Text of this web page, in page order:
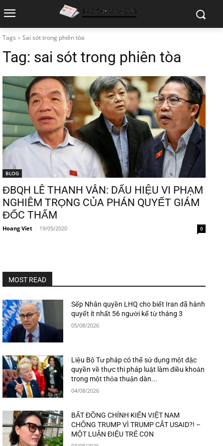
Tags Sai sót trong phiên tòa
Tag: sai sót trong phiên tòa
BLOG
ĐBQH LÊ THANH VÂN: DẤU HIỆU VI PHẠM
NGHIÊM TRỌNG CỦA PHÁN QUYẾT GIÁM
ĐỐC THẨM
Hoang Viet - 19/05/2020 0
MOST READ
Sếp Nhân quyền LHQ cho biết Iran đã hành
quyết ít nhất 56 người kể từ tháng 3
05/08/2026
Liệu Bộ Tư pháp có thể sử dụng một đặc
quyền về thực thi pháp luật làm điều khoản
trong một thỏa thuận dàn...
04/08/2026
BẤT ĐỒNG CHÍNH KIẾN VIỆT NAM
CHỐNG TRUMP VÌ TRUMP CẮT USAID?! –
MỘT LUẬN ĐIỆU TRẺ CON